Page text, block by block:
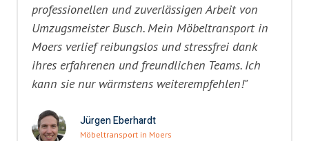
professionellen und zuverlässigen Arbeit von
Umzugsmeister Busch. Mein Möbeltransport in
Moers verlief reibungslos und stressfrei dank
ihres erfahrenen und freundlichen Teams. Ich
kann sie nur wärmstens weiterempfehlen!"
Jürgen Eberhardt
Möbeltransport in Moers